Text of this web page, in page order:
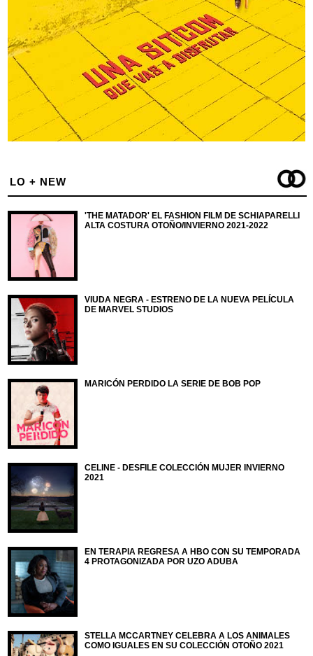
LO + NEW
'THE MATADOR' EL FASHION FILM DE SCHIAPARELLI
ALTA COSTURA OTOÑO/INVIERNO 2021-2022
VIUDA NEGRA - ESTRENO DE LA NUEVA PELÍCULA
DE MARVEL STUDIOS
MARICÓN PERDIDO LA SERIE DE BOB POP
CELINE - DESFILE COLECCIÓN MUJER INVIERNO
2021
EN TERAPIA REGRESA A HBO CON SU TEMPORADA
4 PROTAGONIZADA POR UZO ADUBA
STELLA MCCARTNEY CELEBRA A LOS ANIMALES
COMO IGUALES EN SU COLECCIÓN OTOÑO 2021